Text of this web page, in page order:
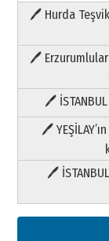
🖊 Hurda
🖊 Erzurumlular
🖊 İSTANBUL
🖊
🖊 İSTANBUL
11
Neşat YALÇIN
Paranın Aile
03 Ağustos 2026